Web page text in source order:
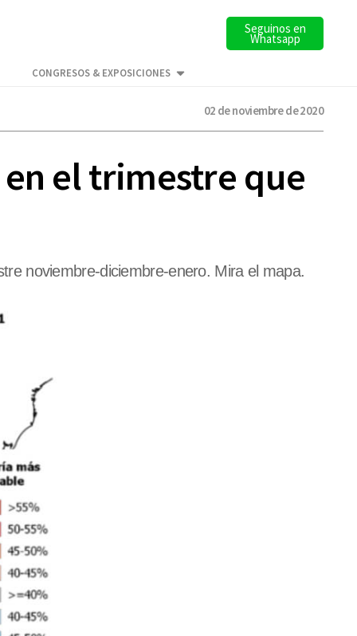
Seguinos en
Whatsapp
CONGRESOS & EXPOSICIONES
02 de noviembre de 2020
el trimestre que
noviembre-diciembre-enero. Mira el mapa.